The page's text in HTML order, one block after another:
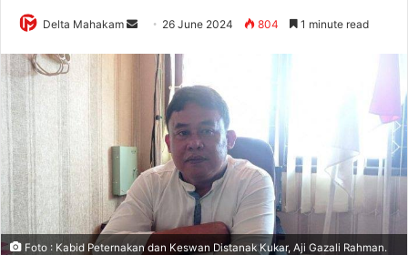
Delta Mahakam
e
m
a
l
26 June 2024 804 1 minute read
Foto : Kabid Peternakan dan Keswan Distanak Kukar, Aji Gazali Rahman.